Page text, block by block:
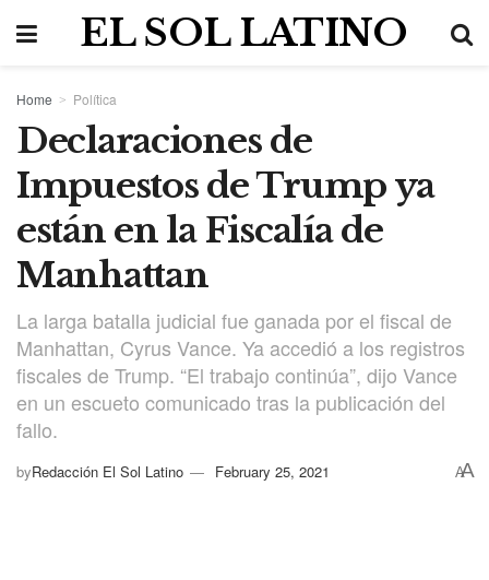
EL SOL LATINO
Home Política
Declaraciones de
Impuestos de Trump ya
están en la Fiscalía de
Manhattan
La larga batalla judicial fue ganada por el fiscal de
Manhattan, Cyrus Vance. Ya accedió a los registros
fiscales de Trump. “El trabajo continúa”, dijo Vance
en un escueto comunicado tras la publicación del
fallo.
byRedacción El Sol Latino February 25, 2021 AA